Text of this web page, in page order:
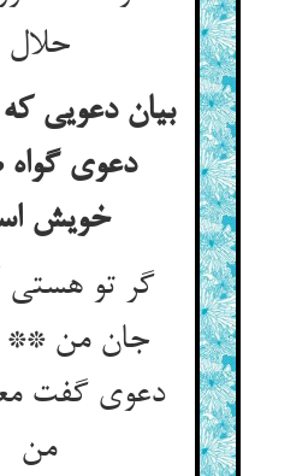
حلال‏
بیان دعویی
دعوی
خویش
گر تو هستی
جان من **
دعوی گفت
من‏